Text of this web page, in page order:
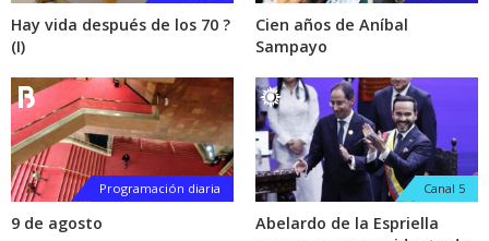
Hay vida después de los 70 ?
(I)
Cien años de Aníbal
Sampayo
Programación diaria
9 de agosto
Canal 5
Abelardo de la Espriella